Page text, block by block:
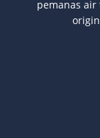
pemanas air